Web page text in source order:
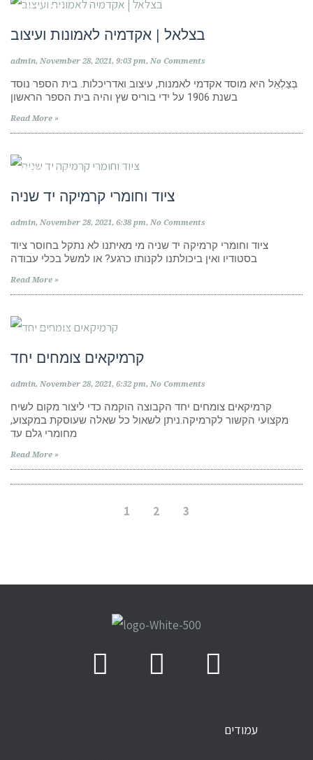
מוסדות לימוד
בצלאל | אקדמיה לאמונות ועיצוב
admin November 28, 2021 9:03 pm No Comments
בְּצַלְאֵל היא מוסד אקדמי לאמנות, עיצוב ואדריכלות. בית הספר נוסד
בשנת 1906 על ידי בוריס שץ והיה בית הספר הראשון
Read More »
קבוצות פייסבוק
ציוד וחומרי קרמיקה יד שניה
admin November 28, 2021 6:38 pm No Comments
ציוד וחומרי קרמיקה יד שניה מי מאיתנו לא נתקל בחוסר ציוד
בסטודיו ואין ביכולתנו לקנותו כרגע? או למשל בכלי עבודה
Read More »
קבוצות פייסבוק
קרמיקאים צומחים יחד
admin November 28, 2021 6:32 pm No Comments
קרמיקאים צומחים יחד הקבוצה הוקמה כדי ליצור מקום לשיח
מקצועי הקשור לקרמיקה.ניתן לשאול כל שאלה שעוסקת במקצוע,
מחומרי גלם עד
Read More »
1 2 3
עמודים